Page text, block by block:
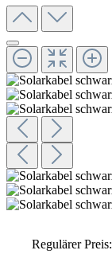
Regulärer Preis: